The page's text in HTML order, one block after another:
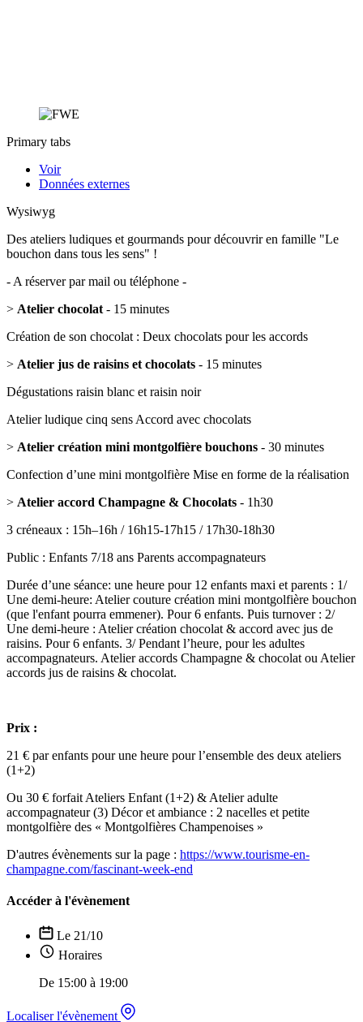
Primary tabs
Voir
Données externes
Wysiwyg
Des ateliers ludiques et gourmands pour découvrir en famille "Le
bouchon dans tous les sens" !
- A réserver par mail ou téléphone -
> Atelier chocolat - 15 minutes
Création de son chocolat : Deux chocolats pour les accords
> Atelier jus de raisins et chocolats - 15 minutes
Dégustations raisin blanc et raisin noir
Atelier ludique cinq sens Accord avec chocolats
> Atelier création mini montgolfière bouchons - 30 minutes
Confection d’une mini montgolfière Mise en forme de la réalisation
> Atelier accord Champagne & Chocolats - 1h30
3 créneaux : 15h–16h / 16h15-17h15 / 17h30-18h30
Public : Enfants 7/18 ans Parents accompagnateurs
Durée d’une séance: une heure pour 12 enfants maxi et parents : 1/
Une demi-heure: Atelier couture création mini montgolfière bouchon
(que l'enfant pourra emmener). Pour 6 enfants. Puis turnover : 2/
Une demi-heure : Atelier création chocolat & accord avec jus de
raisins. Pour 6 enfants. 3/ Pendant l’heure, pour les adultes
accompagnateurs. Atelier accords Champagne & chocolat ou Atelier
accords jus de raisins & chocolat.
Prix :
21 € par enfants pour une heure pour l’ensemble des deux ateliers
(1+2)
Ou 30 € forfait Ateliers Enfant (1+2) & Atelier adulte
accompagnateur (3) Décor et ambiance : 2 nacelles et petite
montgolfière des « Montgolfières Champenoises »
D'autres évènements sur la page : https://www.tourisme-en-
champagne.com/fascinant-week-end
Accéder à l'évènement
Le 21/10
Horaires
De 15:00 à 19:00
Localiser l'évènement